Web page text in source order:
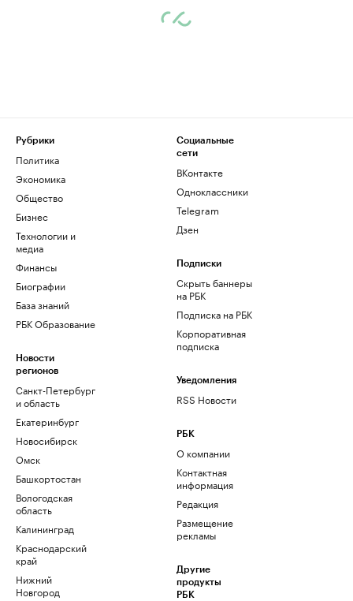
Рубрики
Политика
Экономика
Общество
Бизнес
Технологии и
медиа
Финансы
Биографии
База знаний
РБК Образование
Новости
регионов
Санкт-Петербург
и область
Екатеринбург
Новосибирск
Омск
Башкортостан
Вологодская
область
Калининград
Краснодарский
край
Нижний
Новгород
Социальные
сети
ВКонтакте
Одноклассники
Telegram
Дзен
Подписки
Скрыть баннеры
на РБК
Подписка на РБК
Корпоративная
подписка
Уведомления
RSS Новости
РБК
О компании
Контактная
информация
Редакция
Размещение
рекламы
Другие
продукты
РБК